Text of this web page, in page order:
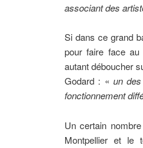
associant des
Si dans ce grand
pour faire face au
autant déboucher
Godard : « un
fonctionnement
Un certain
Montpellier et le